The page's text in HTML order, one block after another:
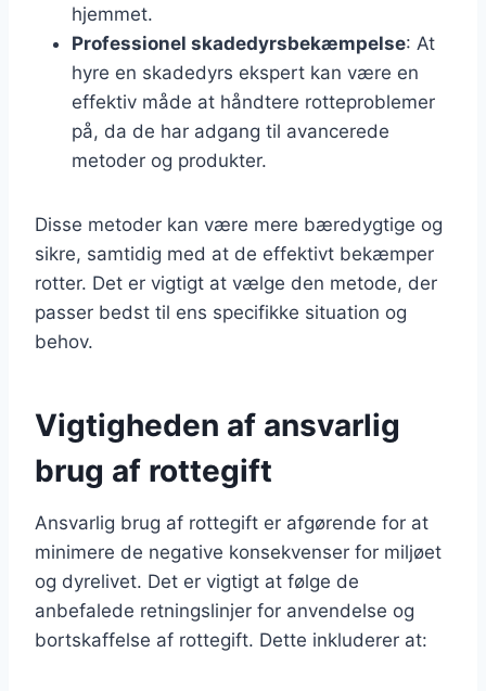
hjemmet.
Professionel skadedyrsbekæmpelse: At
hyre en skadedyrs ekspert kan være en
effektiv måde at håndtere rotteproblemer
på, da de har adgang til avancerede
metoder og produkter.
Disse metoder kan være mere bæredygtige og
sikre, samtidig med at de effektivt bekæmper
rotter. Det er vigtigt at vælge den metode, der
passer bedst til ens specifikke situation og
behov.
Vigtigheden af ansvarlig
brug af rottegift
Ansvarlig brug af rottegift er afgørende for at
minimere de negative konsekvenser for miljøet
og dyrelivet. Det er vigtigt at følge de
anbefalede retningslinjer for anvendelse og
bortskaffelse af rottegift. Dette inkluderer at: